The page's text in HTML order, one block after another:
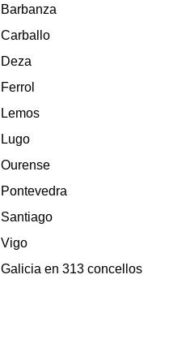
Barbanza
Carballo
Deza
Ferrol
Lemos
Lugo
Ourense
Pontevedra
Santiago
Vigo
Galicia en 313 concellos